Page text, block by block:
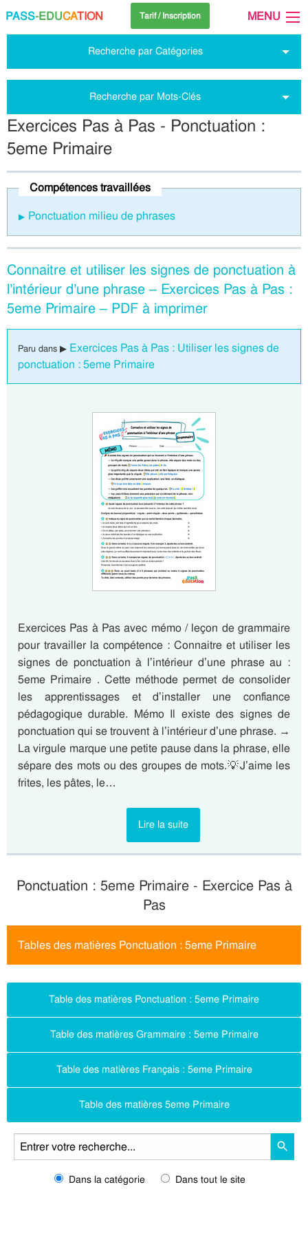
PASS-EDUCATION Tarif / Inscription MENU
Recherche par Catégories
Recherche par Mots-Clés
Exercices Pas à Pas - Ponctuation :
5eme Primaire
Compétences travaillées
Ponctuation milieu de phrases
Connaitre et utiliser les signes de ponctuation à
l’intérieur d’une phrase – Exercices Pas à Pas :
5eme Primaire – PDF à imprimer
Paru dans ▶ Exercices Pas à Pas : Utiliser les signes de
ponctuation : 5eme Primaire
Exercices Pas à Pas avec mémo / leçon de grammaire
pour travailler la compétence : Connaitre et utiliser les
signes de ponctuation à l’intérieur d’une phrase au :
5eme Primaire . Cette méthode permet de consolider
les apprentissages et d’installer une confiance
pédagogique durable. Mémo Il existe des signes de
ponctuation qui se trouvent à l’intérieur d’une phrase. →
La virgule marque une petite pause dans la phrase, elle
sépare des mots ou des groupes de mots.💡J’aime les
frites, les pâtes, le…
Lire la suite
Ponctuation : 5eme Primaire - Exercice Pas à
Pas
Tables des matières Ponctuation : 5eme Primaire
Table des matières Ponctuation : 5eme Primaire
Table des matières Grammaire : 5eme Primaire
Table des matières Français : 5eme Primaire
Table des matières 5eme Primaire
Dans la catégorie Dans tout le site